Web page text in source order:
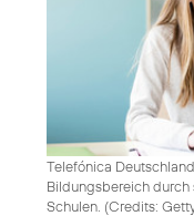
Telefónica
Bildungsbereich durch
Schulen. (Credits: